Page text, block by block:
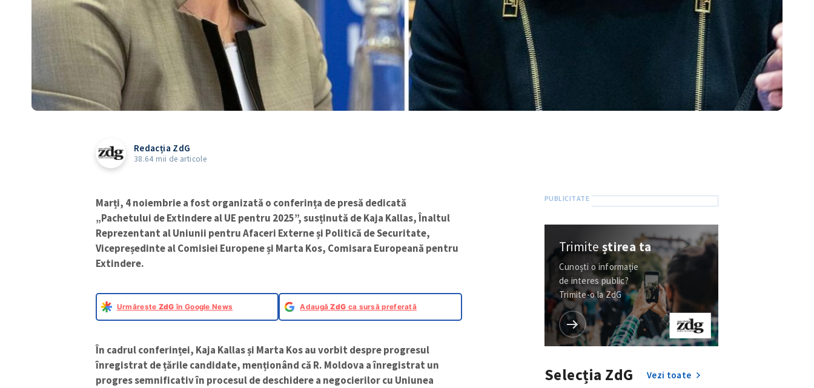
Redacția ZdG
38.64 mii de articole
Marți, 4 noiembrie a fost organizată o conferința de presă dedicată
„Pachetului de Extindere al UE pentru 2025”, susținută de Kaja Kallas, Înaltul
Reprezentant al Uniunii pentru Afaceri Externe și Politică de Securitate,
Vicepreședinte al Comisiei Europene și Marta Kos, Comisara Europeană pentru
Extindere.
Urmărește ZdG în Google News AdaugăZdG ca sursă preferată
În cadrul conferinței, Kaja Kallas și Marta Kos au vorbit despre progresul
înregistrat de țările candidate, menționând că R. Moldova a înregistrat un
progres semnificativ în procesul de deschidere a negocierilor cu Uniunea
Trimiteștirea ta
Cunoști o informație
de interes public?
Trimite-o la ZdG
Selecția ZdG Vezi toate